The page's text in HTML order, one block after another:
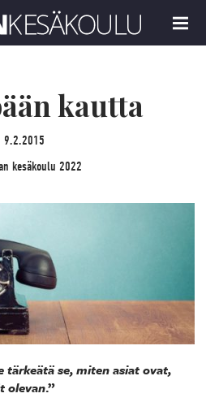
MENU
kautta
9.2.2015
kesäkoulu 2022
tärkeätä se, miten asiat ovat,
olevan.”